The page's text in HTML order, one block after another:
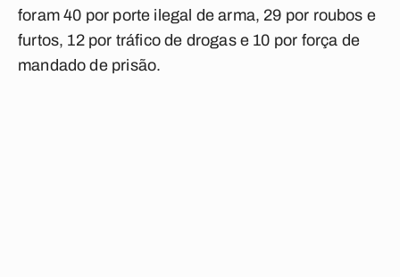
foram 40 por porte ilegal de arma, 29 por roubos e
furtos, 12 por tráfico de drogas e 10 por força de
mandado de prisão.